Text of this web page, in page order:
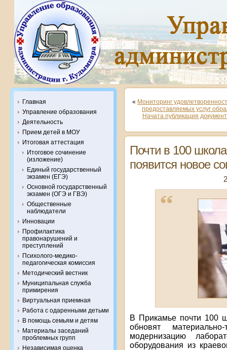
Главная
Управление образования
Деятельность
Прием детей в МОУ
Итоговая аттестация
Итоговое сочинение
(изложение)
Единый государственный
экзамен (ЕГЭ)
Основной государственный
экзамен (ОГЭ и ГВЭ)
Общественные
наблюдатели
Инновации
Профилактика
правонарушений и
преступлений
Психолого-медико-
педагогическая комиссия
Методический вестник
Муниципальная служба
примирения
Виртуальная приемная
Работа с одаренными детьми
В помощь семьям и детям
Материалы заседаний
проблемных групп
Независимая оценка
« Мониторинг
предоставляемых услуг
Начата публикация
Почти в 100
появится новое
В Прикамье почти 100
обновят
модернизацию
оборудования из